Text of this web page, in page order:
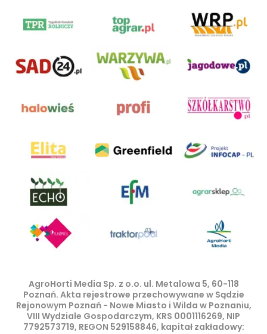
AgroHorti Media Sp. z o.o. ul. Metalowa 5, 60-118
Poznań. Akta rejestrowe przechowywane w Sądzie
Rejonowym Poznań - Nowe Miasto i Wilda w Poznaniu,
VIII Wydziale Gospodarczym, KRS 0001116269, NIP
7792573719, REGON 529158846, kapitał zakładowy: